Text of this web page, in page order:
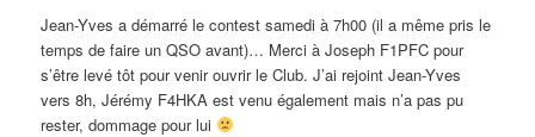
Jean-Yves a démarré le contest samedi à 7h00 (il a même pris le
temps de faire un QSO avant)… Merci à Joseph F1PFC pour
s’être levé tôt pour venir ouvrir le Club. J’ai rejoint Jean-Yves
vers 8h, Jérémy F4HKA est venu également mais n’a pas pu
rester, dommage pour lui